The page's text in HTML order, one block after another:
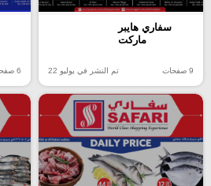
سفاري هايبر
ماركت
9 صفحات تم النشر في يوليو 22 6 صفحات